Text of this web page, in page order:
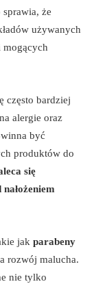
że
używanych
mogących
często bardziej
alergie oraz
być
produktów do
się
jak parabeny
rozwój malucha.
nie tylko